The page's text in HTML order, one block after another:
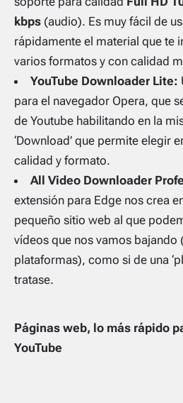
kbps (audio). Es muy fácil de
rápidamente el material que te
varios formatos y con calidad
YouTube Downloader Lite:
para el navegador Opera, que
de Youtube habilitando en la
‘Download’ que permite elegir
calidad y formato.
All Video Downloader
extensión para Edge nos crea
pequeño sitio web al que
vídeos que nos vamos bajando
plataformas), como si de una
tratase.
Páginas web, lo más rápido
YouTube